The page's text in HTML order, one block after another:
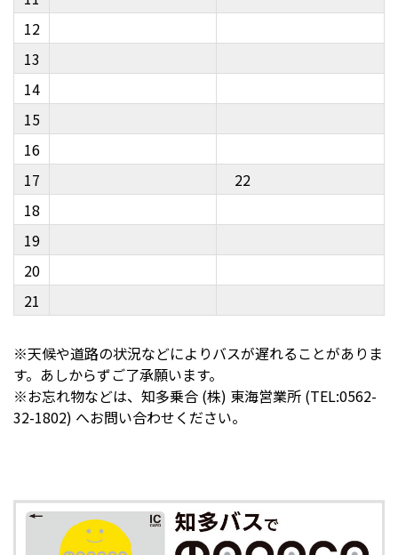
12
13
14
15
16
17
18
19
20
21
22
※天候や道路の状況などによりバスが遅れることがありま
す。あしからずご了承願います。
※お忘れ物などは、知多乗合 (株) 東海営業所 (TEL:0562-
32-1802) へお問い合わせください。